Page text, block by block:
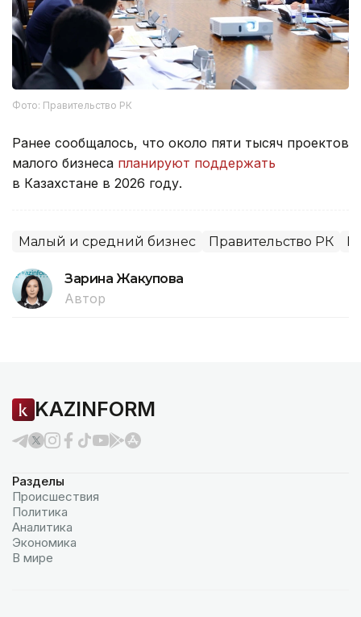
Фото: Правительство РК
Ранее сообщалось, что около пяти тысяч проектов
малого бизнеса планируют поддержать
в Казахстане в 2026 году.
Малый и средний бизнес Правительство РК
Зарина Жакупова
Автор
KAZINFORM
Разделы
Происшествия
Политика
Аналитика
Экономика
В мире